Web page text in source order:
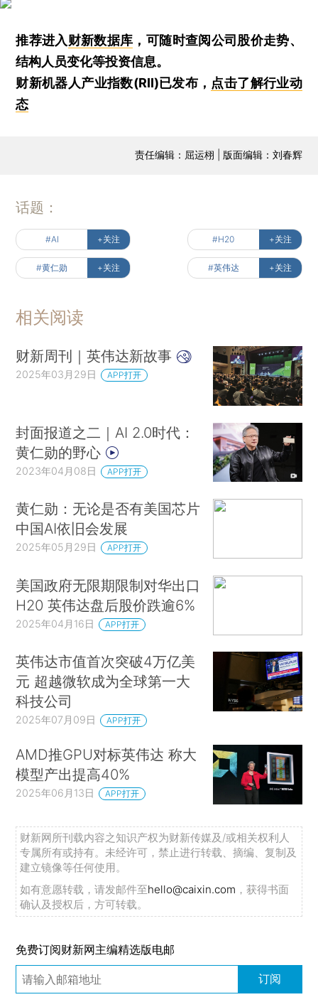
推荐进入财新数据库 ，可随时查阅公司股价走势、
结构人员变化等投资信息。
财新机器人产业指数(RII)已发布， 点击了解行业动
态
责任编辑：屈运栩 | 版面编辑：刘春辉
话题：
#AI +关注 #H20 +关注
#黄仁勋 +关注 #英伟达 +关注
相关阅读
财新周刊｜英伟达新故事
2025年03月29日 APP打开
封面报道之二｜AI 2.0时代：
黄仁勋的野心
2023年04月08日 APP打开
黄仁勋：无论是否有美国芯片
中国AI依旧会发展
2025年05月29日 APP打开
美国政府无限期限制对华出口
H20 英伟达盘后股价跌逾6%
2025年04月16日 APP打开
英伟达市值首次突破4万亿美
元 超越微软成为全球第一大
科技公司
2025年07月09日 APP打开
AMD推GPU对标英伟达 称大
模型产出提高40%
2025年06月13日 APP打开
财新网所刊载内容之知识产权为财新传媒及/或相关权利人
专属所有或持有。未经许可，禁止进行转载、摘编、复制及
建立镜像等任何使用。
如有意愿转载，请发邮件至hello@caixin.com ，获得书面
确认及授权后，方可转载。
免费订阅财新网主编精选版电邮
订阅